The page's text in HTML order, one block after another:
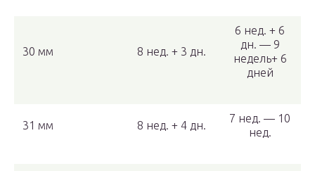
30 мм 8 нед. + 3 дн.
6 нед. + 6
дн. — 9
недель+ 6
дней
31 мм 8 нед. + 4 дн.
7 нед. — 10
нед.